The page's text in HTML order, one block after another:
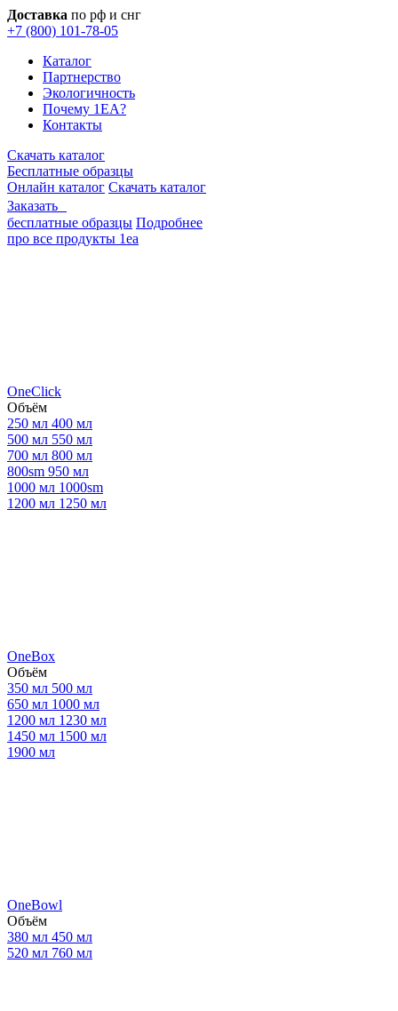
Доставка по рф и снг
+7 (800) 101-78-05
Каталог
Партнерство
Экологичность
Почему 1EA?
Контакты
Скачать каталог
Бесплатные образцы
Онлайн каталог Скачать каталог
Заказать
бесплатные образцы Подробнее
про все продукты 1еа
OneClick
Объём
250 мл 400 мл
500 мл 550 мл
700 мл 800 мл
800sm 950 мл
1000 мл 1000sm
1200 мл 1250 мл
OneBox
Объём
350 мл 500 мл
650 мл 1000 мл
1200 мл 1230 мл
1450 мл 1500 мл
1900 мл
OneBowl
Объём
380 мл 450 мл
520 мл 760 мл